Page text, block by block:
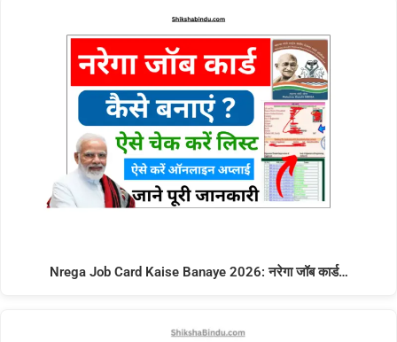
Nrega Job Card Kaise Banaye 2026: नरेगा जॉब कार्ड…